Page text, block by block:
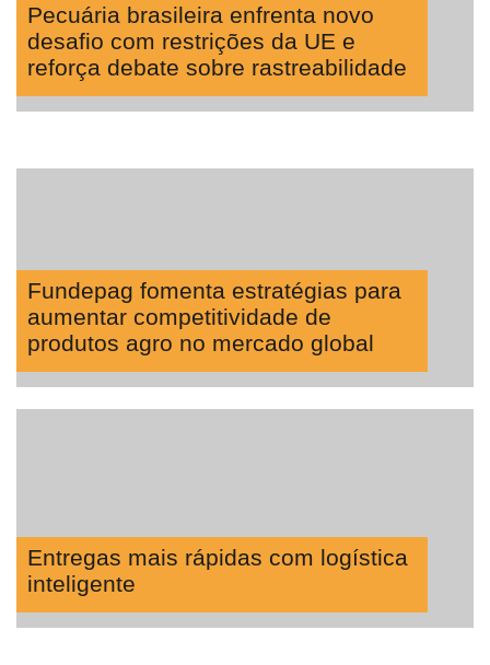
Pecuária brasileira enfrenta novo
desafio com restrições da UE e
reforça debate sobre rastreabilidade
Fundepag fomenta estratégias para
aumentar competitividade de
produtos agro no mercado global
Entregas mais rápidas com logística
inteligente